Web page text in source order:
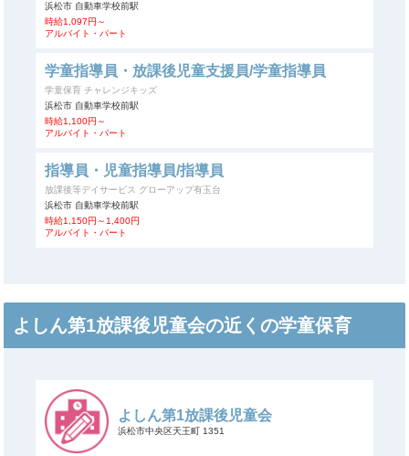
浜松市 自動車学校前駅
時給1,097円～
アルバイト・パート
学童指導員・放課後児童支援員/学童指導員
学童保育 チャレンジキッズ
浜松市 自動車学校前駅
時給1,100円～
アルバイト・パート
指導員・児童指導員/指導員
放課後等デイサービス グローアップ有玉台
浜松市 自動車学校前駅
時給1,150円～1,400円
アルバイト・パート
よしん第1放課後児童会の近くの学童保育
よしん第1放課後児童会
浜松市中央区天王町 1351